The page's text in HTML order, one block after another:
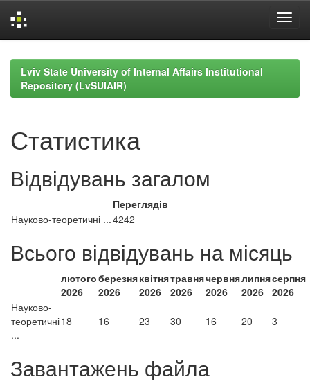
navigationLviv State University of Internal Affairs Institutional
Repository (LvSUIAIR)
Статистика
Відвідувань загалом
Переглядів
Науково-теоретичні ...4242
Всього відвідувань на місяць
лютого
2026
березня
2026
квітня
2026
травня
2026
червня
2026
липня
2026
серпня
2026
Науково-
теоретичні
...
18 16 23 30 16 20 3
Завантажень файла